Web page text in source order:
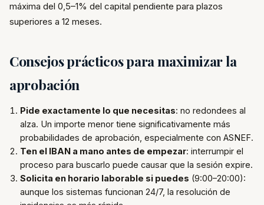
máxima del 0,5–1% del capital pendiente para plazos
superiores a 12 meses.
Consejos prácticos para maximizar la
aprobación
Pide exactamente lo que necesitas: no redondees al
alza. Un importe menor tiene significativamente más
probabilidades de aprobación, especialmente con ASNEF.
Ten el IBAN a mano antes de empezar: interrumpir el
proceso para buscarlo puede causar que la sesión expire.
Solicita en horario laborable si puedes (9:00–20:00):
aunque los sistemas funcionan 24/7, la resolución de